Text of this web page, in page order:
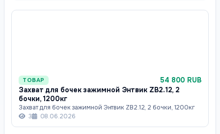
ТОВАР
54 800 RUB
Захват для бочек зажимной Энтвик ZB2.12, 2
бочки, 1200кг
Захват для бочек зажимной Энтвик ZB2.12, 2 бочки, 1200кг
3
08.06.2026